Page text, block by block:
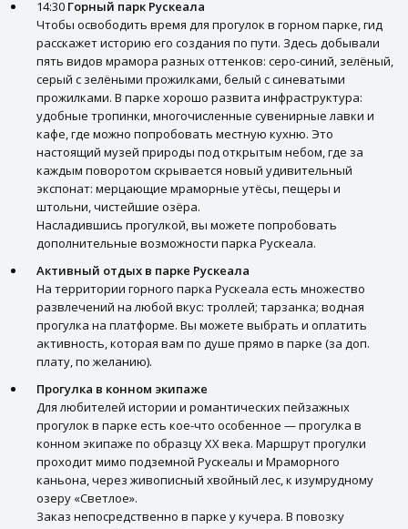
14:30 Горный парк Рускеала
Чтобы освободить время для прогулок в горном парке, гид
расскажет историю его создания по пути. Здесь добывали
пять видов мрамора разных оттенков: серо-синий, зелёный,
серый с зелёными прожилками, белый с синеватыми
прожилками. В парке хорошо развита инфраструктура:
удобные тропинки, многочисленные сувенирные лавки и
кафе, где можно попробовать местную кухню. Это
настоящий музей природы под открытым небом, где за
каждым поворотом скрывается новый удивительный
экспонат: мерцающие мраморные утёсы, пещеры и
штольни, чистейшие озёра.
Насладившись прогулкой, вы можете попробовать
дополнительные возможности парка Рускеала.
Активный отдых в парке Рускеала
На территории горного парка Рускеала есть множество
развлечений на любой вкус: троллей; тарзанка; водная
прогулка на платформе. Вы можете выбрать и оплатить
активность, которая вам по душе прямо в парке (за доп.
плату, по желанию).
Прогулка в конном экипаже
Для любителей истории и романтических пейзажных
прогулок в парке есть кое-что особенное — прогулка в
конном экипаже по образцу XX века. Маршрут прогулки
проходит мимо подземной Рускеалы и Мраморного
каньона, через живописный хвойный лес, к изумрудному
озеру «Светлое».
Заказ непосредственно в парке у кучера. В повозку